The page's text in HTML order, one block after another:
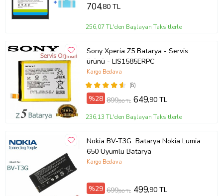
704,80 TL
256,07 TL'den Başlayan Taksitlerle
Sony Xperia Z5 Batarya - Servis
ürünü - LIS1585ERPC
(8)
Kargo Bedava
%28 899,90 TL 649,90 TL
236,13 TL'den Başlayan Taksitlerle
Nokia BV-T3G Batarya Nokia Lumia
650 Uyumlu Batarya
Kargo Bedava
%29 699,90 TL 499,90 TL